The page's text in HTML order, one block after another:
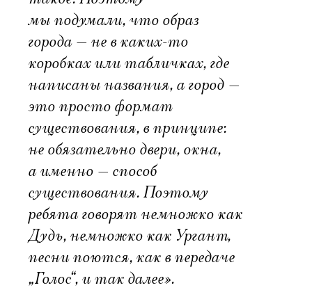
мы подумали, что образ
города — не в каких-то
коробках или табличках, где
написаны названия, а город —
это просто формат
существования, в принципе:
не обязательно двери, окна,
а именно — способ
существования. Поэтому
ребята говорят немножко как
Дудь, немножко как Ургант,
песни поются, как в передаче
„Голос“, и так далее».